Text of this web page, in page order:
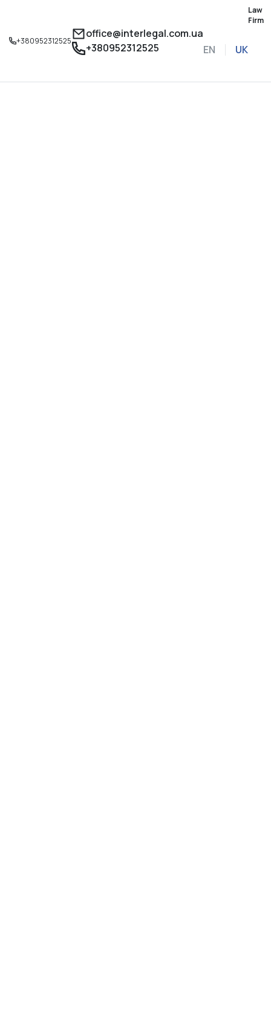
+380952312525
Law
Firm
office@interlegal.com.ua
+380952312525
EN UK